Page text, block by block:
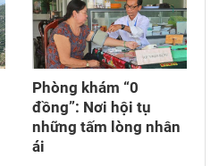
Phòng khám “0
đồng”: Nơi hội tụ
những tấm lòng nhân
ái